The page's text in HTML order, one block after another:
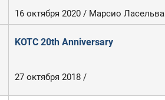
16 октября 2020 / Марсио Ласельва
KOTC 20th Anniversary
27 октября 2018 /